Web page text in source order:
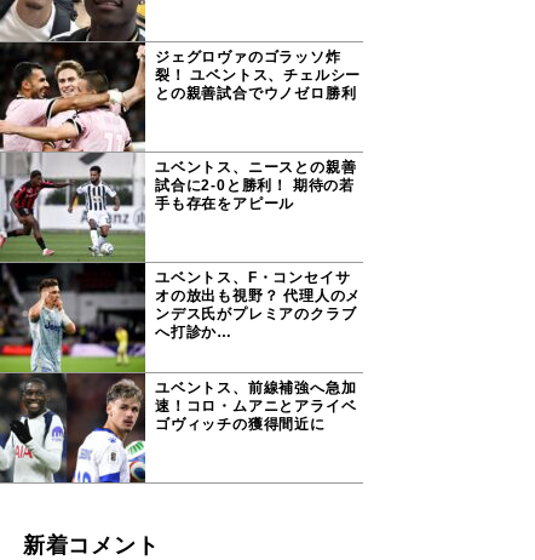
ジェグロヴァのゴラッソ炸
裂！ ユベントス、チェルシー
との親善試合でウノゼロ勝利
ユベントス、ニースとの親善
試合に2-0と勝利！ 期待の若
手も存在をアピール
ユベントス、F・コンセイサ
オの放出も視野？ 代理人のメ
ンデス氏がプレミアのクラブ
へ打診か…
ユベントス、前線補強へ急加
速！コロ・ムアニとアライベ
ゴヴィッチの獲得間近に
新着コメント